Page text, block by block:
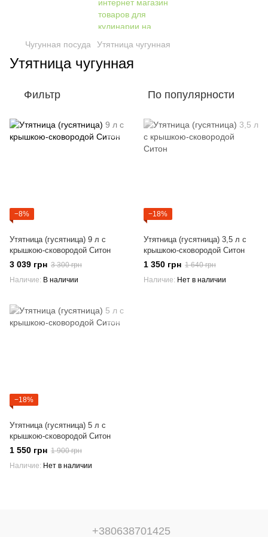
Чугунная посуда Утятница чугунная
Утятница чугунная
Фильтр По популярности
−8%
Утятница (гусятница) 9 л с
крышкою-сковородой Ситон
3 039 грн 3 300 грн
Наличие
В наличии
−18%
Утятница (гусятница) 3,5 л с
крышкою-сковородой Ситон
1 350 грн 1 640 грн
Наличие
Нет в наличии
−18%
Утятница (гусятница) 5 л с
крышкою-сковородой Ситон
1 550 грн 1 900 грн
Наличие
Нет в наличии
+380638701425